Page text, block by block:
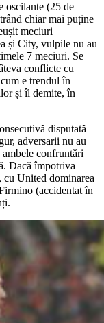
oscilante (25 de
chiar mai puține
meciuri
și City, vulpile nu au
7 meciuri. Se
conflicte cu
e trendul în
și îl demite, în
disputată
adversarii nu au
confruntări
Dacă împotriva
United dominarea
(accidentat în